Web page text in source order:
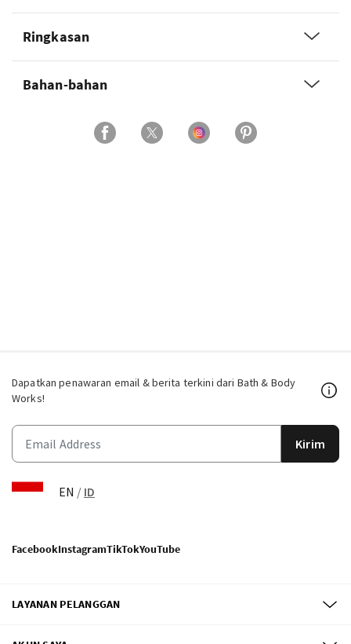
Ringkasan
Bahan-bahan
Dapatkan penawaran email & berita terkini dari Bath & Body
Works!
Kirim
EN / ID
FacebookInstagramTikTokYouTube
LAYANAN PELANGGAN